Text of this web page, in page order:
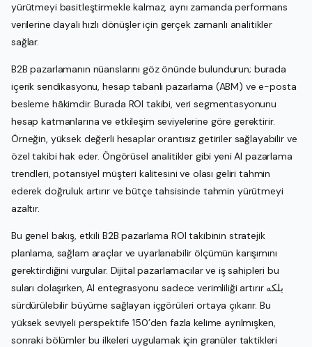
yürütmeyi basitleştirmekle kalmaz, aynı zamanda performans
verilerine dayalı hızlı dönüşler için gerçek zamanlı analitikler
sağlar.
B2B pazarlamanın nüanslarını göz önünde bulundurun; burada
içerik sendikasyonu, hesap tabanlı pazarlama (ABM) ve e-posta
besleme hâkimdir. Burada ROI takibi, veri segmentasyonunu
hesap katmanlarına ve etkileşim seviyelerine göre gerektirir.
Örneğin, yüksek değerli hesaplar orantısız getiriler sağlayabilir ve
özel takibi hak eder. Öngörüsel analitikler gibi yeni AI pazarlama
trendleri, potansiyel müşteri kalitesini ve olası geliri tahmin
ederek doğruluk artırır ve bütçe tahsisinde tahmin yürütmeyi
azaltır.
Bu genel bakış, etkili B2B pazarlama ROI takibinin stratejik
planlama, sağlam araçlar ve uyarlanabilir ölçümün karışımını
gerektirdiğini vurgular. Dijital pazarlamacılar ve iş sahipleri bu
suları dolaşırken, AI entegrasyonu sadece verimliliği artırır بلکه
sürdürülebilir büyüme sağlayan içgörüleri ortaya çıkarır. Bu
yüksek seviyeli perspektife 150’den fazla kelime ayrılmışken,
sonraki bölümler bu ilkeleri uygulamak için granüler taktikleri